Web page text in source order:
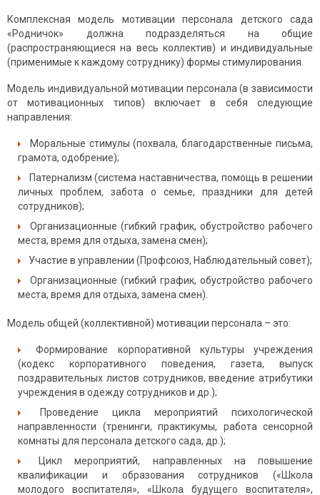
Комплексная модель мотивации персонала детского сада
«Родничок» должна подразделяться на общие
(распространяющиеся на весь коллектив) и индивидуальные
(применимые к каждому сотруднику) формы стимулирования.
Модель индивидуальной мотивации персонала (в зависимости
от мотивационных типов) включает в себя следующие
направления:
Моральные стимулы (похвала, благодарственные письма,
грамота, одобрение);
Патернализм (система наставничества, помощь в решении
личных проблем, забота о семье, праздники для детей
сотрудников);
Организационные (гибкий график, обустройство рабочего
места, время для отдыха, замена смен);
Участие в управлении (Профсоюз, Наблюдательный совет);
Организационные (гибкий график, обустройство рабочего
места, время для отдыха, замена смен).
Модель общей (коллективной) мотивации персонала – это:
Формирование корпоративной культуры учреждения
(кодекс корпоративного поведения, газета, выпуск
поздравительных листов сотрудников, введение атрибутики
учреждения в одежду сотрудников и др.);
Проведение цикла мероприятий психологической
направленности (тренинги, практикумы, работа сенсорной
комнаты для персонала детского сада, др.);
Цикл мероприятий, направленных на повышение
квалификации и образования сотрудников («Школа
молодого воспитателя», «Школа будущего воспитателя»,